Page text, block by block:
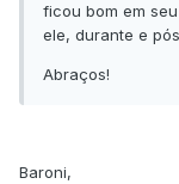
ficou bom em
ele, durante e
Abraços!
Baroni,